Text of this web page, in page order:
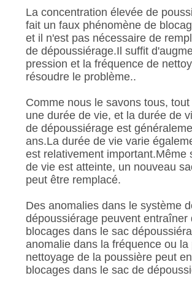
La concentration élevée de
fait un faux phénomène de
et il n'est pas nécessaire de
de dépoussiérage.Il suffit
pression et la fréquence de
résoudre le problème..
Comme nous le savons tous,
une durée de vie, et la durée de
de dépoussiérage est
ans.La durée de vie varie
est relativement important.Même
de vie est atteinte, un nouveau
peut être remplacé.
Des anomalies dans le système
dépoussiérage peuvent entraîner
blocages dans le sac
anomalie dans la fréquence ou la
nettoyage de la poussière peut
blocages dans le sac de